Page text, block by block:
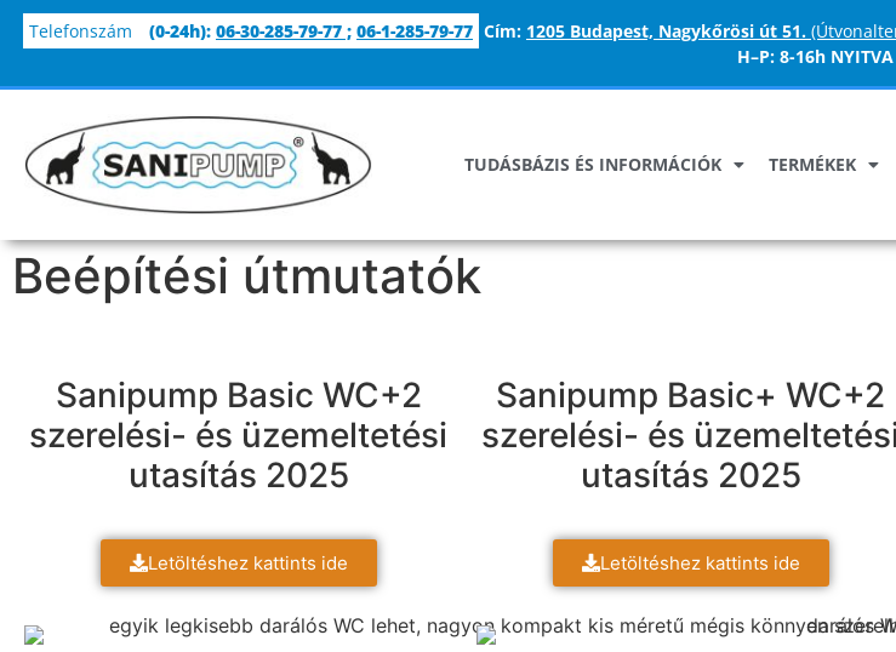
Telefonszám (0-24h): 06-30-285-79-77 ; 06-1-285-79-77 Cím: 1205 Budapest, Nagykőrösi út 51.
H–P: 8-16h NYITVA
TUDÁSBÁZIS ÉS INFORMÁCIÓK TERMÉKEK
Beépítési útmutatók
Sanipump Basic WC+2
szerelési- és üzemeltetési
utasítás 2025
Letöltéshez kattints ide
Sanipump Basic+ WC+2
szerelési- és
utasítás 2025
Letöltéshez kattints ide